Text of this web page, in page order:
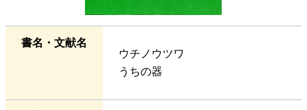
書名・文献名
ウチノウツワ
うちの器